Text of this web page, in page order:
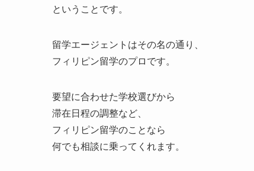
ということです。
留学エージェントはその名の通り、
フィリピン留学のプロです。
要望に合わせた学校選びから
滞在日程の調整など、
フィリピン留学のことなら
何でも相談に乗ってくれます。